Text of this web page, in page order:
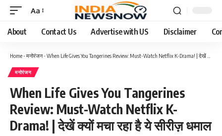
Aa
About Contact Us Advertise with US Disclaimer
Home- मनोरंजन- When Life Gives You Tangerines Review: Must-Watch Netflix K-Drama! | देखें क्यों मचा रहा है ये सीरीज़ धमाल
मनोरंजन
When Life Gives You Tangerines
Review: Must-Watch Netflix K-
Drama! | देखें क्यों मचा रहा है ये सीरीज़ धमाल